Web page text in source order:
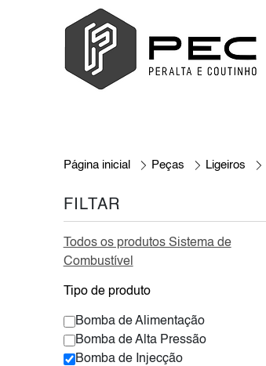
Página inicial Peças Ligeiros
FILTAR
Todos os produtos Sistema de
Combustível
Tipo de produto
Bomba de Alimentação
Bomba de Alta Pressão
Bomba de Injecção